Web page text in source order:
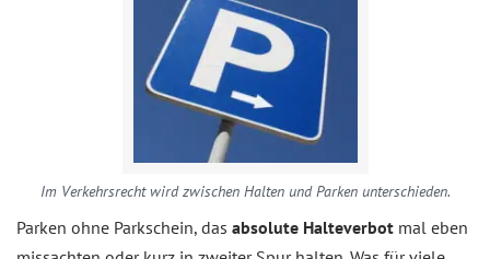
Im Verkehrsrecht wird zwischen Halten und Parken unterschieden.
Parken ohne Parkschein, das absolute Halteverbot mal eben